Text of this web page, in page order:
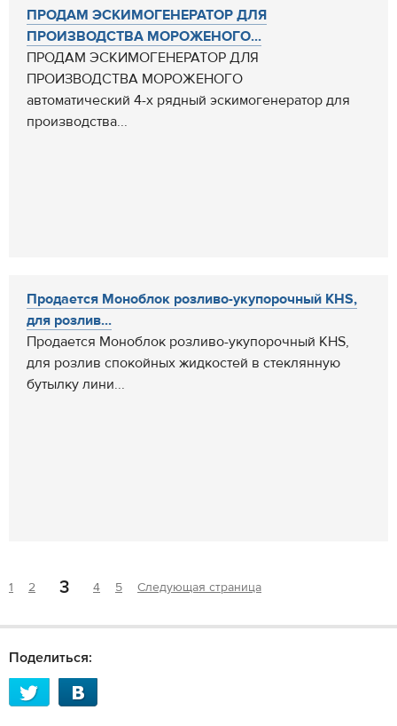
ПРОДАМ ЭСКИМОГЕНЕРАТОР ДЛЯ
ПРОИЗВОДСТВА МОРОЖЕНОГО...
ПРОДАМ ЭСКИМОГЕНЕРАТОР ДЛЯ
ПРОИЗВОДСТВА МОРОЖЕНОГО
автоматический 4-х рядный эскимогенератор для
производства...
Продается Моноблок розливо-укупорочный KHS,
для розлив...
Продается Моноблок розливо-укупорочный KHS,
для розлив спокойных жидкостей в стеклянную
бутылку лини...
1 2 3 4 5 Следующая страница
Поделиться: